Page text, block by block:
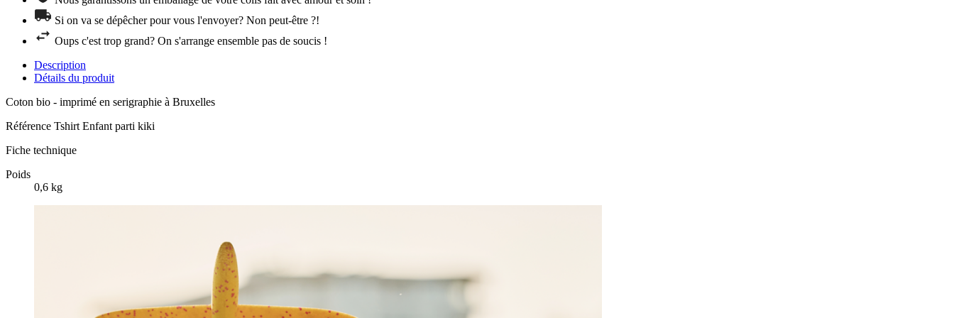
Si on va se dépêcher pour vous l'envoyer? Non peut-être ?!
Oups c'est trop grand? On s'arrange ensemble pas de soucis !
Description
Détails du produit
Coton bio - imprimé en serigraphie à Bruxelles
Référence Tshirt Enfant parti kiki
Fiche technique
Poids
0,6 kg